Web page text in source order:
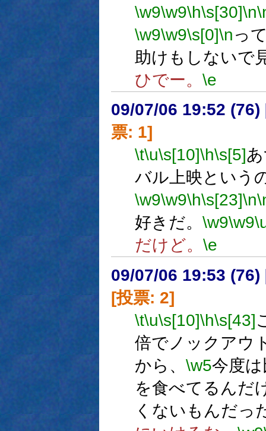
\w9\w9\h\s[30]\n
\w9\w9\s[0]\nっ
助けもしないで
ひでー。 \e
09/07/06 19:52 (76)
票: 1]
\t\u\s[10]\h\s[5]
バル上映という
\w9\w9\h\s[23]\n
好きだ。 \w9\w9
だけど。 \e
09/07/06 19:53 (76)
[投票: 2]
\t\u\s[10]\h\s[43]
倍でノックアウ
から、 \w5今度
を食べてるんだ
くないもんだっ